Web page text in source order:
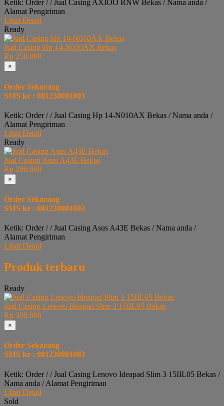
Ketik: Order / / Jual Casing AXIOO RNW Bekas / Nama anda /
Alamat Pengiriman
Lihat Detail
Ready
Jual Casing Hp 14-N010AX Bekas
Rp 250.000
×
Order Sekarang
SMS ke : 081230001003
Ketik: Order / / Jual Casing Hp 14-N010AX Bekas / Nama anda /
Alamat Pengiriman
Lihat Detail
Ready
Jual Casing Asus A43E Bekas
Rp 200.000
×
Order Sekarang
SMS ke : 081230001003
Ketik: Order / / Jual Casing Asus A43E Bekas / Nama anda /
Alamat Pengiriman
Lihat Detail
Produk terbaru
Ready
Jual Casing Lenovo Ideapad Slim 3 15IIL05 Bekas
Rp 300.000
×
Order Sekarang
SMS ke : 081230001003
Ketik: Order / / Jual Casing Lenovo Ideapad Slim 3 15IIL05 Bekas /
Nama anda / Alamat Pengiriman
Lihat Detail
Sold